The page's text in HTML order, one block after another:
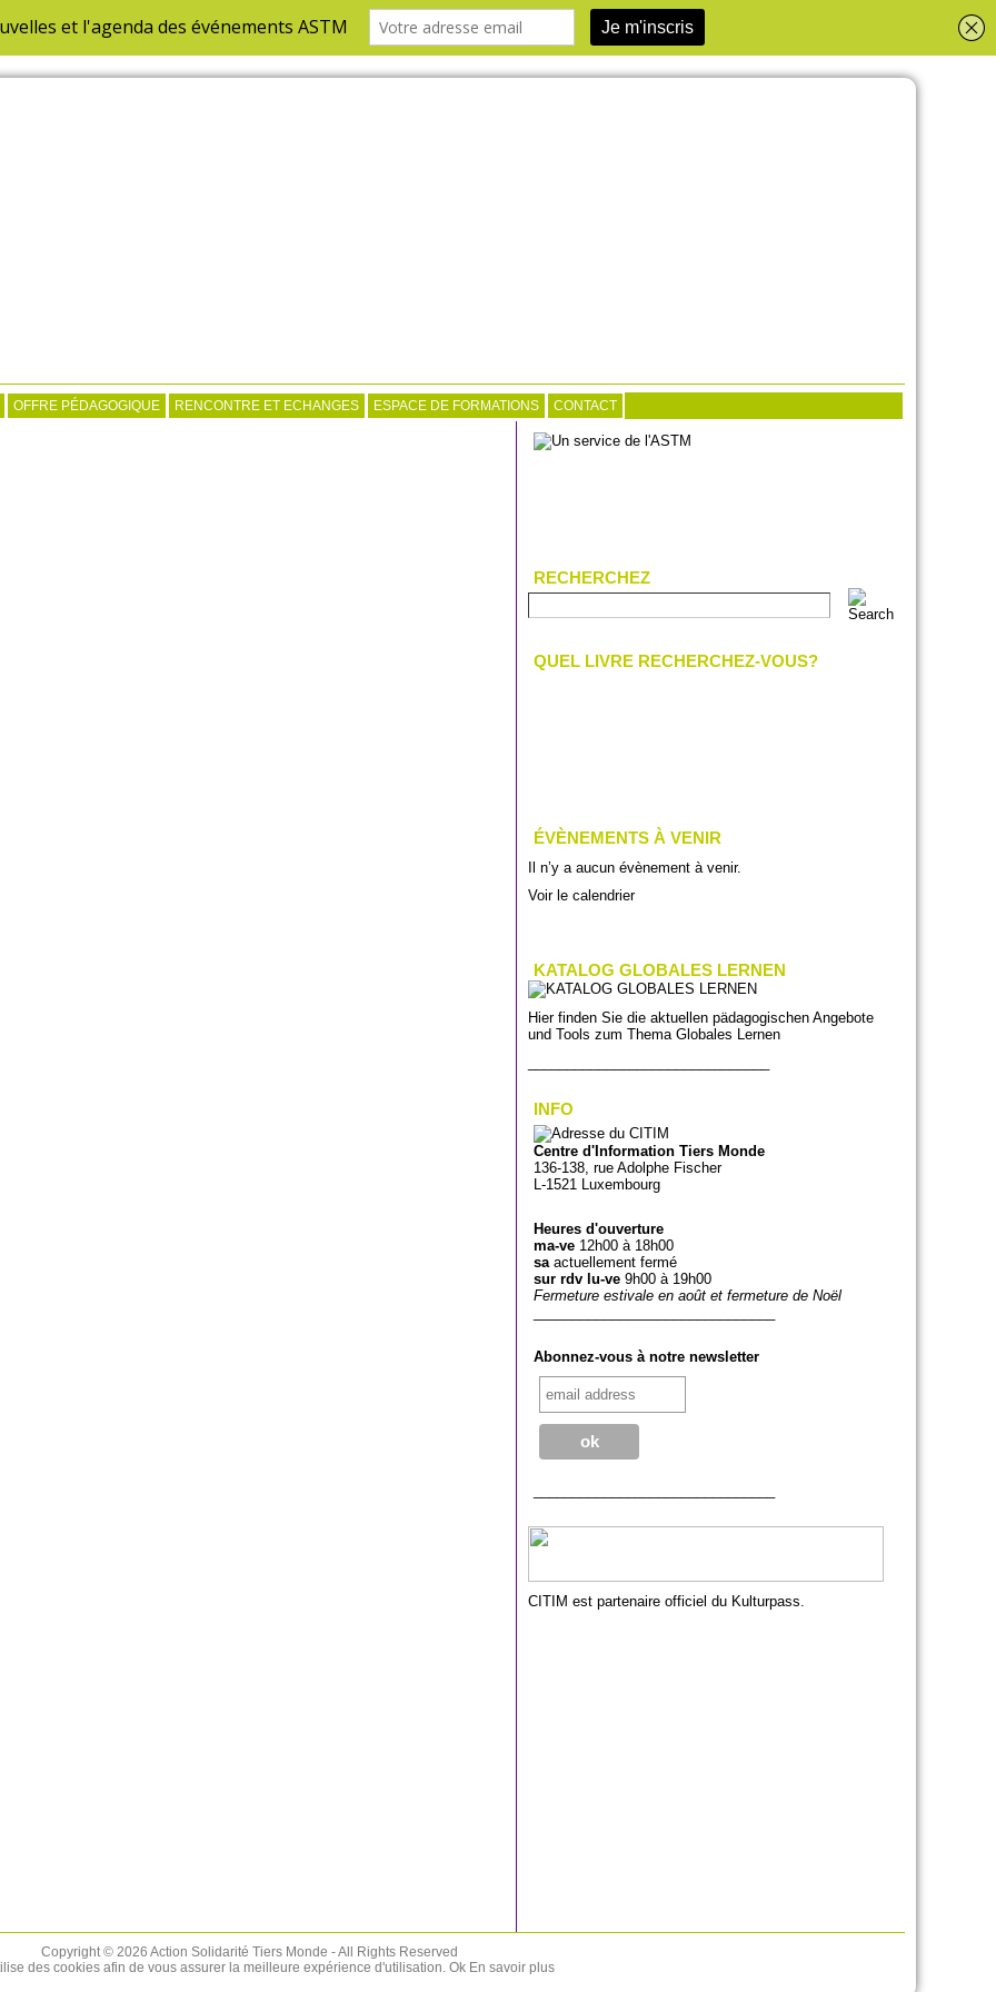
OFFRE PÉDAGOGIQUE RENCONTRE ET ECHANGES ESPACE DE FORMATIONS CONTACT
RECHERCHEZ
QUEL LIVRE RECHERCHEZ-VOUS?
ÉVÈNEMENTS À VENIR
Il n’y a aucun évènement à venir.
Voir le calendrier
KATALOG GLOBALES LERNEN
Hier finden Sie die aktuellen pädagogischen Angebote
und Tools zum Thema Globales Lernen
INFO
Centre d'Information Tiers Monde
136-138, rue Adolphe Fischer
L-1521 Luxembourg
Heures d'ouverture
ma-ve 12h00 à 18h00
saactuellement fermé
sur rdv lu-ve 9h00 à 19h00
Fermeture estivale en août et fermeture de Noël
Abonnez-vous à notre newsletter
CITIM est partenaire officiel du Kulturpass.
Copyright © 2026 Action Solidarité Tiers Monde - All Rights Reserved
des cookies afin de vous assurer la meilleure expérience d'utilisation. Ok En savoir plus